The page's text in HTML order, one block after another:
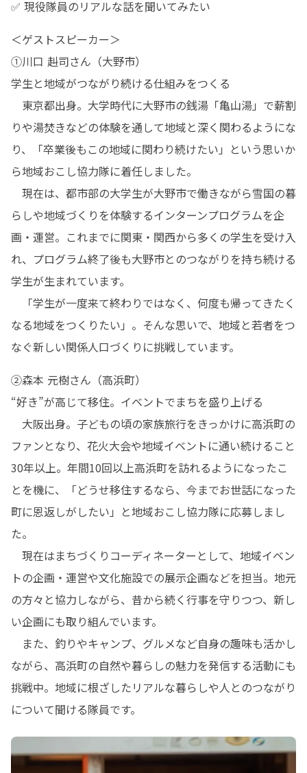
✅ 現役隊員のリアルな話を聞いてみたい
＜ゲストスピーカー＞
①川口 赳司さん（大野市）
学生と地域がつながり続ける仕組みをつくる
東京都出身。大学時代に大野市の銭湯「亀山湯」で薪割
りや湯焚きなどの体験を通して地域と深く関わるようにな
り、「卒業後もこの地域に関わり続けたい」という思いか
ら地域おこし協力隊に着任しました。
現在は、都市部の大学生が大野市で働きながら雪国の暮
らしや地域づくりを体験するインターンプログラムを企
画・運営。これまでに関東・関西から多くの学生を受け入
れ、プログラム終了後も大野市とのつながりを持ち続ける
学生が生まれています。
「学生が一度来て終わりではなく、何度も帰ってきたく
なる地域をつくりたい」。そんな思いで、地域と若者をつ
なぐ新しい関係人口づくりに挑戦しています。
②森本 元樹さん（高浜町）
“好き”が高じて移住。イベントでまちを盛り上げる
大阪出身。子どもの頃の家族旅行をきっかけに高浜町の
ファンとなり、花火大会や地域イベントに通い続けること
30年以上。年間10回以上高浜町を訪れるようになったこ
とを機に、「どうせ移住するなら、今までお世話になった
町に恩返しがしたい」と地域おこし協力隊に応募しまし
た。
現在はまちづくりコーディネーターとして、地域イベン
トの企画・運営や文化施設での展示企画などを担当。地元
の方々と協力しながら、昔から続く行事を守りつつ、新し
い企画にも取り組んでいます。
また、釣りやキャンプ、グルメなど自身の趣味も活かし
ながら、高浜町の自然や暮らしの魅力を発信する活動にも
挑戦中。地域に根ざしたリアルな暮らしや人とのつながり
について聞ける隊員です。